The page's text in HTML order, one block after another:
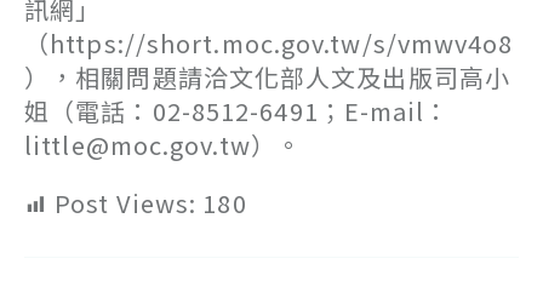
訊網」
（https://short.moc.gov.tw/s/vmwv4o8
），相關問題請洽文化部人文及出版司高小
姐（電話：02-8512-6491；E-mail：
little@moc.gov.tw）。
Post Views: 180